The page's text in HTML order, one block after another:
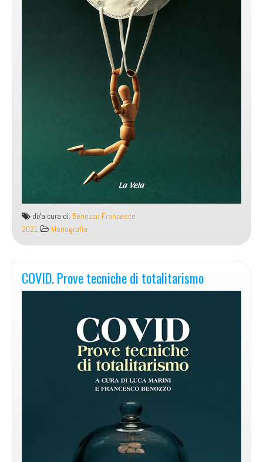
di/a cura di: Benozzo Francesco
2021
Monografia
COVID. Prove tecniche di totalitarismo